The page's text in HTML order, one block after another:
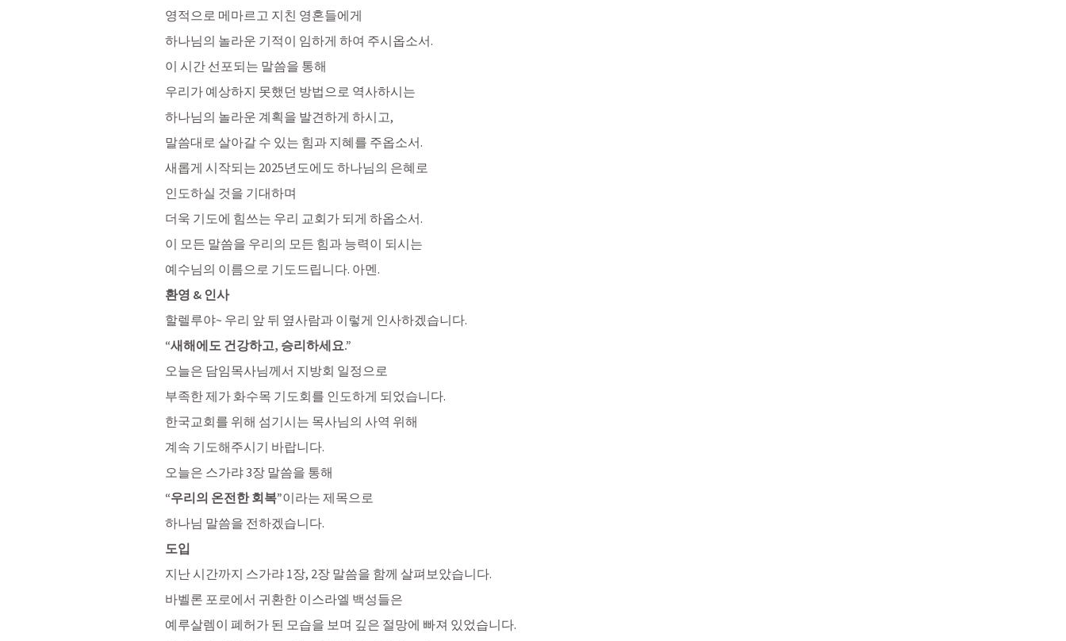
영적으로 메마르고 지친 영혼들에게
하나님의 놀라운 기적이 임하게 하여 주시옵소서.
이 시간 선포되는 말씀을 통해
우리가 예상하지 못했던 방법으로 역사하시는
하나님의 놀라운 계획을 발견하게 하시고,
말씀대로 살아갈 수 있는 힘과 지혜를 주옵소서.
새롭게 시작되는 2025년도에도 하나님의 은혜로
인도하실 것을 기대하며
더욱 기도에 힘쓰는 우리 교회가 되게 하옵소서.
이 모든 말씀을 우리의 모든 힘과 능력이 되시는
예수님의 이름으로 기도드립니다. 아멘.
환영 & 인사
할렐루야~ 우리 앞 뒤 옆사람과 이렇게 인사하겠습니다.
“새해에도 건강하고, 승리하세요.”
오늘은 담임목사님께서 지방회 일정으로
부족한 제가 화수목 기도회를 인도하게 되었습니다.
한국교회를 위해 섬기시는 목사님의 사역 위해
계속 기도해주시기 바랍니다.
오늘은 스가랴 3장 말씀을 통해
“우리의 온전한 회복”이라는 제목으로
하나님 말씀을 전하겠습니다.
도입
지난 시간까지 스가랴 1장, 2장 말씀을 함께 살펴보았습니다.
바벨론 포로에서 귀환한 이스라엘 백성들은
예루살렘이 폐허가 된 모습을 보며 깊은 절망에 빠져 있었습니다.